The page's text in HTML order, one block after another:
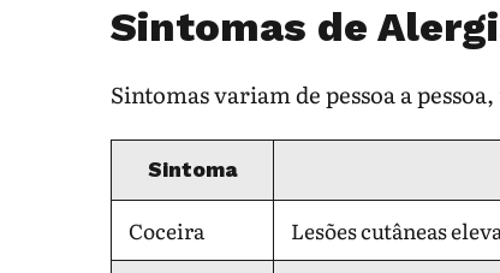
Sintomas de
Sintomas variam de pessoa a
Sintoma
Coceira
Lesões cutâneas